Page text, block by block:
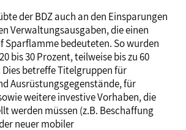
der BDZ auch an den Einsparungen
Verwaltungsausgaben, die einen
Sparflamme bedeuteten. So wurden
bis 30 Prozent, teilweise bis zu 60
betreffe Titelgruppen für
Ausrüstungsgegenstände, für
weitere investive Vorhaben, die
werden müssen (z.B. Beschaffung
neuer mobiler